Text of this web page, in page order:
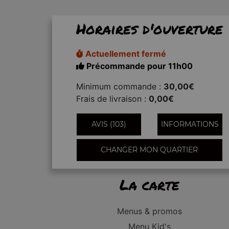
Horaires d'ouverture
Actuellement fermé
Précommande pour 11h00
Minimum commande : 30,00€
Frais de livraison : 0,00€
AVIS (103) INFORMATIONS
CHANGER MON QUARTIER
La carte
Menus & promos
Menu Kid's